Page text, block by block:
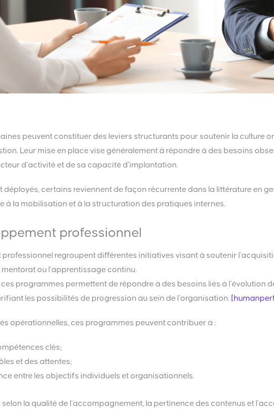
peuvent constituer des leviers structurants pour soutenir la culture
Leur mise en place vise généralement à répondre à des besoins
d’activité et de sa capacité d’implantation.
certains reviennent de façon récurrente dans la littérature en
à la mobilisation et à la structuration des pratiques internes.
professionnel
professionnel regroupent différentes initiatives visant à soutenir
ou l’apprentissage continu.
programmes permettent de répondre à des besoins liés à l’évolution
les possibilités de progression au sein de l’organisation.
opérationnelles, ces programmes peuvent contribuer à :
clés;
et des attentes;
entre les objectifs individuels et organisationnels.
la qualité de l’accompagnement, la pertinence des contenus et